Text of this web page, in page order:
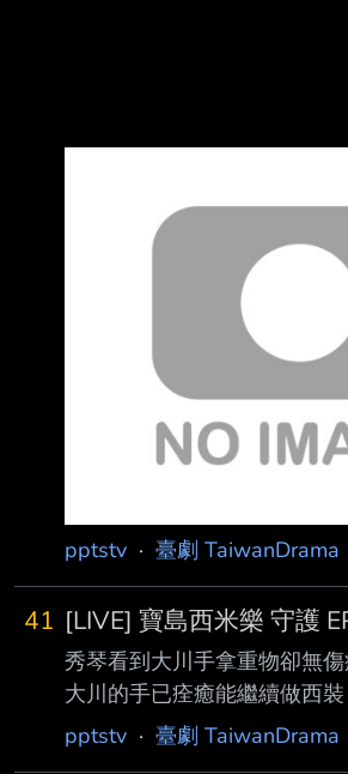
pptstv · 臺劇 TaiwanDrama
41 [LIVE] 寶島西米樂 守護
秀琴看到大川手拿重物卻無
大川的手已痊癒能繼續做西
否認推託，讓秀琴起了疑心！
pptstv · 臺劇 TaiwanDrama